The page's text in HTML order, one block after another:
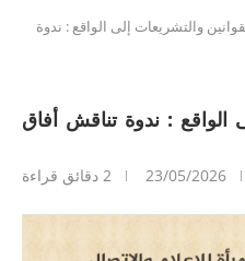
والتشريعات إلى الواقع : ندوة
الواقع : ندوة تناقش أفاق
23/05/2026 2 دقائق قراءة